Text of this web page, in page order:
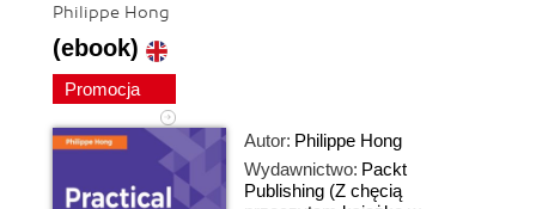
Philippe Hong
(ebook)
Promocja
Autor: Philippe Hong
Wydawnictwo: Packt
Publishing (Z chęcią